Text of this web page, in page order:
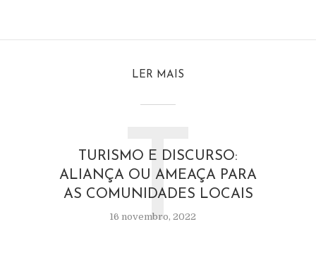
LER MAIS
TURISMO E DISCURSO:
ALIANÇA OU AMEAÇA PARA
AS COMUNIDADES LOCAIS
16 novembro, 2022
T